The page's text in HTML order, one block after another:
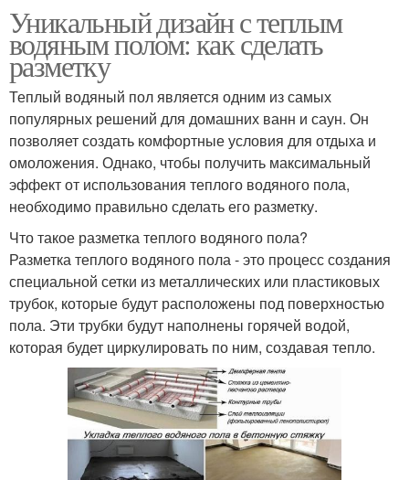
Уникальный дизайн с теплым
водяным полом: как сделать
разметку
Теплый водяный пол является одним из самых
популярных решений для домашних ванн и саун. Он
позволяет создать комфортные условия для отдыха и
омоложения. Однако, чтобы получить максимальный
эффект от использования теплого водяного пола,
необходимо правильно сделать его разметку.
Что такое разметка теплого водяного пола?
Разметка теплого водяного пола - это процесс создания
специальной сетки из металлических или пластиковых
трубок, которые будут расположены под поверхностью
пола. Эти трубки будут наполнены горячей водой,
которая будет циркулировать по ним, создавая тепло.